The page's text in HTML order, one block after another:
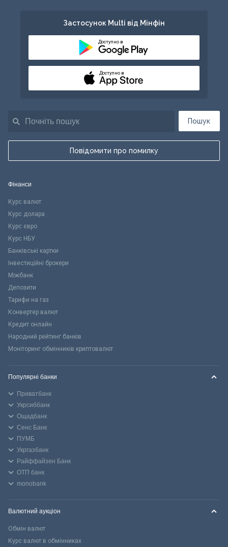
Пошук
Повідомити про помилку
Застосунок Multi від Мінфін
Доступно в
Доступно в
Фінанси
Курс валют
Курс долара
Курс євро
Курс НБУ
Банківські картки
Інвестиційні брокери
Міжбанк
Депозити
Тарифи на газ
Конвертер валют
Кредит онлайн
Народний рейтинг банків
Моніторинг обмінників криптовалют
Популярні банки
Приватбанк
Укрсиббанк
Ощадбанк
Сенс Банк
ПУМБ
Укргазбанк
Райффайзен Банк
ОТП банк
monobank
Валютний аукціон
Обмін валют
Курс валют в обмінниках